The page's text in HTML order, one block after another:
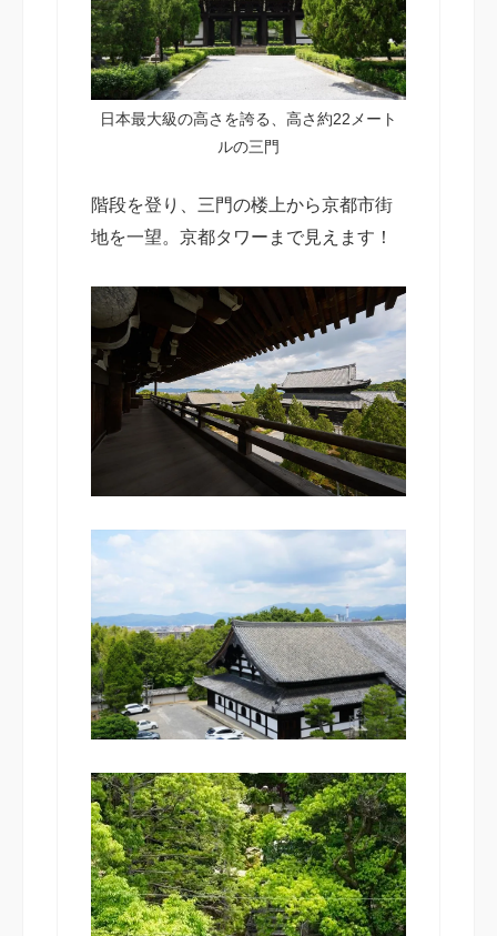
日本最大級の高さを誇る、高さ約22メート
ルの三門
階段を登り、三門の楼上から京都市街
地を一望。京都タワーまで見えます！